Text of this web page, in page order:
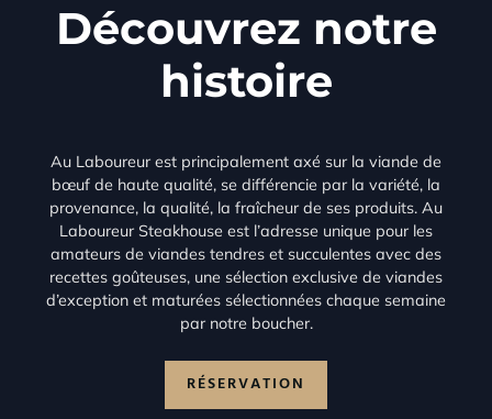
Découvrez notre
histoire
Au Laboureur est principalement axé sur la viande de
bœuf de haute qualité, se différencie par la variété, la
provenance, la qualité, la fraîcheur de ses produits. Au
Laboureur Steakhouse est l’adresse unique pour les
amateurs de viandes tendres et succulentes avec des
recettes goûteuses, une sélection exclusive de viandes
d’exception et maturées sélectionnées chaque semaine
par notre boucher.
RÉSERVATION